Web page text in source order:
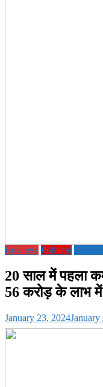
Business Political
20 साल में पहला
56 करोड़ के लाभ में
January 23, 2024January